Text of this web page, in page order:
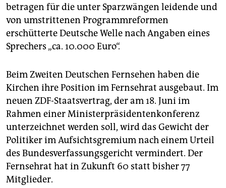
betragen für die unter Sparzwängen leidende und
von umstrittenen Programmreformen
erschütterte Deutsche Welle nach Angaben eines
Sprechers „ca. 10.000 Euro“.
Beim Zweiten Deutschen Fernsehen haben die
Kirchen ihre Position im Fernsehrat ausgebaut. Im
neuen ZDF-Staatsvertrag, der am 18. Juni im
Rahmen einer Ministerpräsidentenkonferenz
unterzeichnet werden soll, wird das Gewicht der
Politiker im Aufsichtsgremium nach einem Urteil
des Bundesverfassungsgericht vermindert. Der
Fernsehrat hat in Zukunft 60 statt bisher 77
Mitglieder.